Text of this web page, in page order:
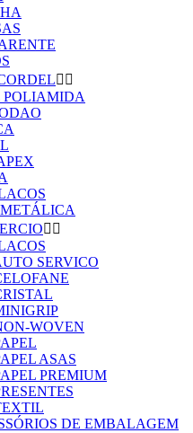
 
POLIAMIDA
 
SERVICO
WOVEN
ASAS
PREMIUM
DE EMBALAGEM